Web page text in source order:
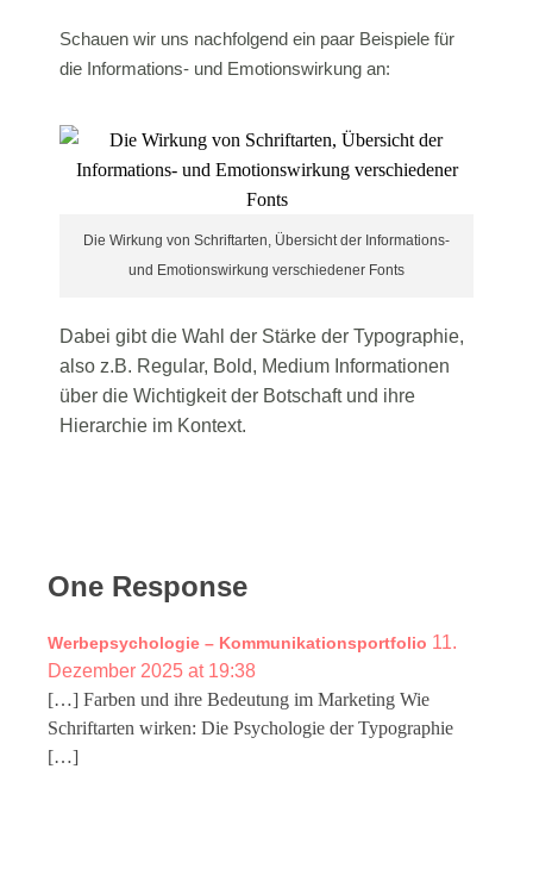
Schauen wir uns nachfolgend ein paar Beispiele für
die Informations- und Emotionswirkung an:
Die Wirkung von Schriftarten, Übersicht der Informations-
und Emotionswirkung verschiedener Fonts
Dabei gibt die Wahl der Stärke der Typographie,
also z.B. Regular, Bold, Medium Informationen
über die Wichtigkeit der Botschaft und ihre
Hierarchie im Kontext.
One Response
Werbepsychologie – Kommunikationsportfolio 11.
Dezember 2025 at 19:38
[…] Farben und ihre Bedeutung im Marketing Wie
Schriftarten wirken: Die Psychologie der Typographie
[…]